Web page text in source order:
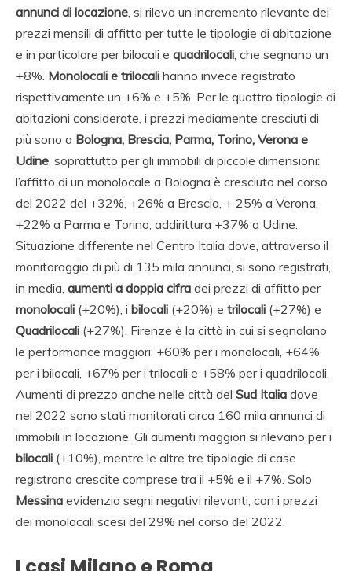
annunci di locazione, si rileva un incremento rilevante dei
prezzi mensili di affitto per tutte le tipologie di abitazione
e in particolare per bilocali e quadrilocali, che segnano un
+8%. Monolocali e trilocali hanno invece registrato
rispettivamente un +6% e +5%. Per le quattro tipologie di
abitazioni considerate, i prezzi mediamente cresciuti di
più sono a Bologna, Brescia, Parma, Torino, Verona e
Udine, soprattutto per gli immobili di piccole dimensioni:
l’affitto di un monolocale a Bologna è cresciuto nel corso
del 2022 del +32%, +26% a Brescia, + 25% a Verona,
+22% a Parma e Torino, addirittura +37% a Udine.
Situazione differente nel Centro Italia dove, attraverso il
monitoraggio di più di 135 mila annunci, si sono registrati,
in media, aumenti a doppia cifra dei prezzi di affitto per
monolocali (+20%), i bilocali (+20%) e trilocali (+27%) e
Quadrilocali (+27%). Firenze è la città in cui si segnalano
le performance maggiori: +60% per i monolocali, +64%
per i bilocali, +67% per i trilocali e +58% per i quadrilocali.
Aumenti di prezzo anche nelle città del Sud Italia dove
nel 2022 sono stati monitorati circa 160 mila annunci di
immobili in locazione. Gli aumenti maggiori si rilevano per i
bilocali (+10%), mentre le altre tre tipologie di case
registrano crescite comprese tra il +5% e il +7%. Solo
Messina evidenzia segni negativi rilevanti, con i prezzi
dei monolocali scesi del 29% nel corso del 2022.